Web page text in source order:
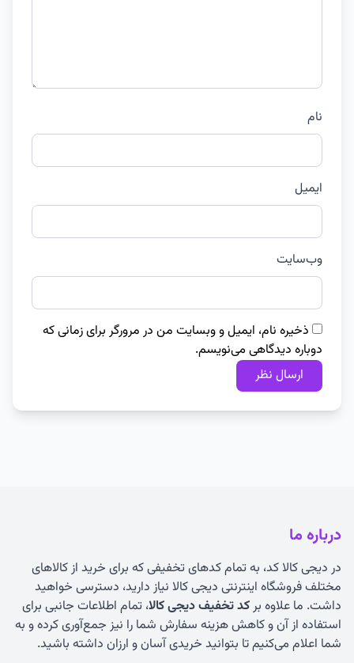
نام
ایمیل
وب‌سایت
ذخیره نام، ایمیل و وبسایت من در مرورگر برای زمانی که
دوباره دیدگاهی می‌نویسم.
درباره ما
در دیجی کالا کد، به تمام کدهای تخفیفی که برای خرید از کالاهای
مختلف فروشگاه اینترنتی دیجی کالا نیاز دارید، دسترسی خواهید
داشت. ما علاوه برکد تخفیف دیجی کالا، تمام اطلاعات جانبی برای
استفاده از آن و کاهش هزینه سفارش شما را نیز جمع‌آوری کرده و به
شما اعلام می‌کنیم تا بتوانید خریدی آسان و ارزان داشته باشید.